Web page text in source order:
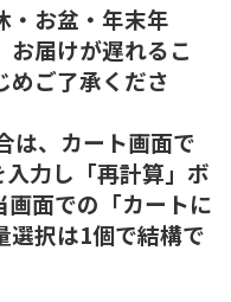
お盆・年末年
届けが遅れるこ
めご了承くださ
は、カート画面で
入力し「再計算」ボ
画面での「カートに
選択は1個で結構で